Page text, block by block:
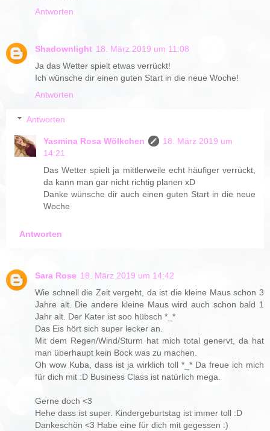
Antworten
Shadownlight 18. März 2019 um 11:08
Ja das Wetter spielt etwas verrückt!
Ich wünsche dir einen guten Start in die neue Woche!
Antworten
Antworten
Yasmina Rosa Wölkchen
18. März 2019 um
14:21
Das Wetter spielt ja mittlerweile echt häufiger verrückt,
da kann man gar nicht richtig planen xD
Danke wünsche dir auch einen guten Start in die neue
Woche
Antworten
Sara Rose 18. März 2019 um 14:42
Wie schnell die Zeit vergeht, da ist die kleine Maus schon 3
Jahre alt. Die andere kleine Maus wird auch schon bald 1
Jahr alt. Der Kater ist soo hübsch *_*
Das Eis hört sich super lecker an.
Mit dem Regen/Wind/Sturm hat mich total genervt, da hat
man überhaupt kein Bock was zu machen.
Oh wow Kuba, dass ist ja wirklich toll *_* Da freue ich mich
für dich mit :D Business Class ist natürlich mega.
Gerne doch <3
Hehe dass ist super. Kindergeburtstag ist immer toll :D
Dankeschön <3 Habe eine für dich mit gegessen :)